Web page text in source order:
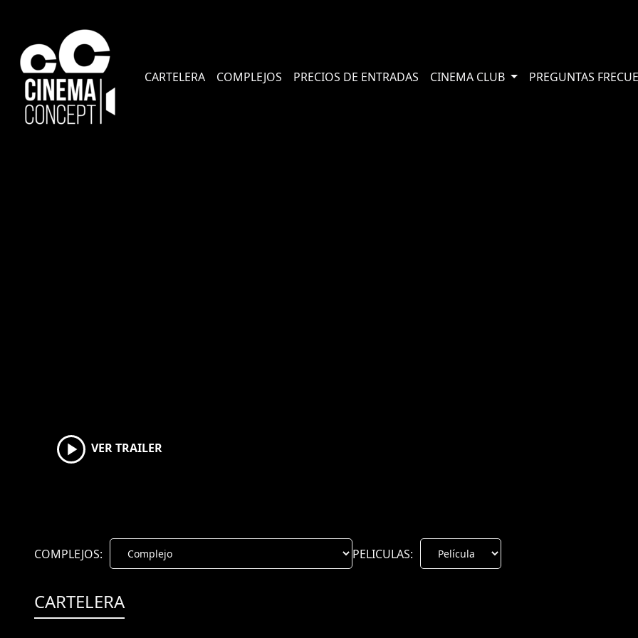
CARTELERA COMPLEJOS PRECIOS DE ENTRADAS CINEMA CLUB PREGUNTAS
VER TRAILER
COMPLEJOS: PELICULAS:
CARTELERA